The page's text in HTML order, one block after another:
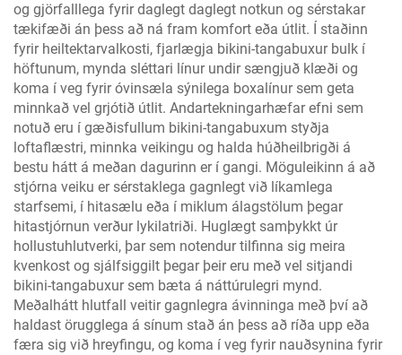
og gjörfalllega fyrir daglegt daglegt notkun og sérstakar
tækifæði án þess að ná fram komfort eða útlit. Í staðinn
fyrir heiltektarvalkosti, fjarlægja bikini-tangabuxur bulk í
höftunum, mynda sléttari línur undir sængjuð klæði og
koma í veg fyrir óvinsæla sýnilega boxalínur sem geta
minnkað vel grjótið útlit. Andartekningarhæfar efni sem
notuð eru í gæðisfullum bikini-tangabuxum styðja
loftaflæstri, minnka veikingu og halda húðheilbrigði á
bestu hátt á meðan dagurinn er í gangi. Möguleikinn á að
stjórna veiku er sérstaklega gagnlegt við líkamlega
starfsemi, í hitasælu eða í miklum álagstölum þegar
hitastjórnun verður lykilatriði. Huglægt samþykkt úr
hollustuhlutverki, þar sem notendur tilfinna sig meira
kvenkost og sjálfsiggilt þegar þeir eru með vel sitjandi
bikini-tangabuxur sem bæta á náttúrulegri mynd.
Meðalhátt hlutfall veitir gagnlegra ávinninga með því að
haldast örugglega á sínum stað án þess að ríða upp eða
færa sig við hreyfingu, og koma í veg fyrir nauðsynina fyrir